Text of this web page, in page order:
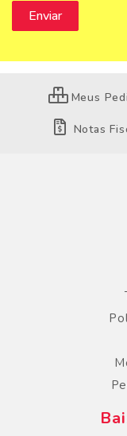
Meus
Notas